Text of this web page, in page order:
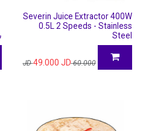
Severin Juice Extractor 400W
0.5L 2 Speeds - Stainless
Steel
60.000
JD
49.000 JD